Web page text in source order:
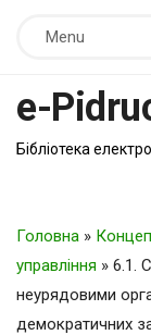
Menu
e-
Бібліотека
Головна »
управління » 6.1.
неурядовими
демократичних